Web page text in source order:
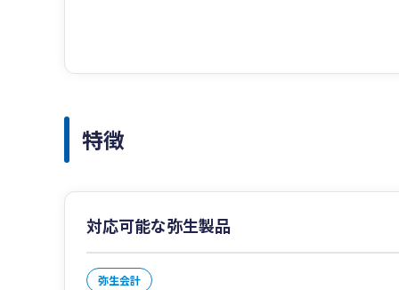
特徴
対応可能な弥生製品
弥生会計